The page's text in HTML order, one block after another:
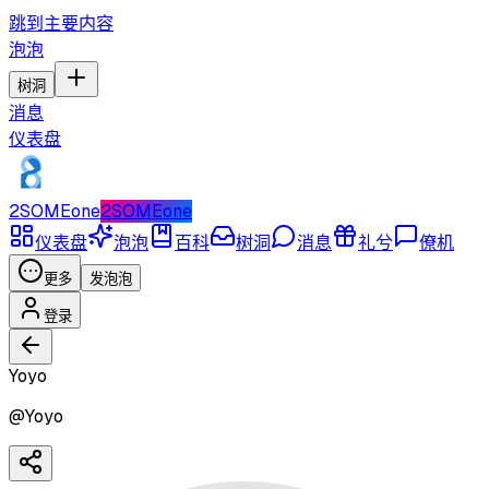
跳到主要内容
泡泡
树洞
消息
仪表盘
2SOMEone2SOMEone
仪表盘
泡泡 百科 树洞 消息 礼兮 僚机
更多 发泡泡
登录
Yoyo
@Yoyo